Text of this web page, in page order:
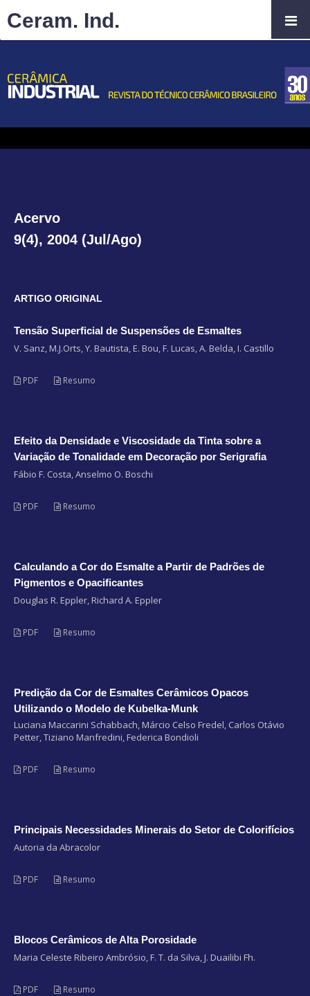
Acervo
9(4), 2004 (Jul/Ago)
ARTIGO ORIGINAL
Tensão Superficial de Suspensões de Esmaltes
V. Sanz, M.J.Orts, Y. Bautista, E. Bou, F. Lucas, A. Belda, I. Castillo
PDF Resumo
Efeito da Densidade e Viscosidade da Tinta sobre a
Variação de Tonalidade em Decoração por Serigrafia
Fábio F. Costa, Anselmo O. Boschi
PDF Resumo
Calculando a Cor do Esmalte a Partir de Padrões de
Pigmentos e Opacificantes
Douglas R. Eppler, Richard A. Eppler
PDF Resumo
Predição da Cor de Esmaltes Cerâmicos Opacos
Utilizando o Modelo de Kubelka-Munk
Luciana Maccarini Schabbach, Márcio Celso Fredel, Carlos Otávio
Petter, Tiziano Manfredini, Federica Bondioli
PDF Resumo
Principais Necessidades Minerais do Setor de Colorifícios
Autoria da Abracolor
PDF Resumo
Blocos Cerâmicos de Alta Porosidade
Maria Celeste Ribeiro Ambrósio, F. T. da Silva, J. Duailibi Fh.
PDF Resumo
Ceram. Ind.